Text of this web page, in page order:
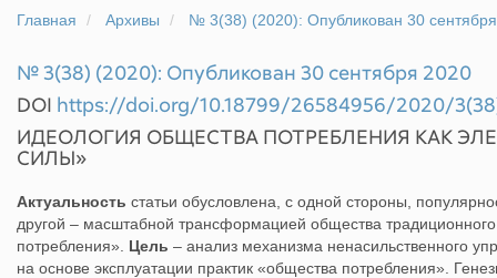
Главная Архивы № 3(38) (2020): Опубликован 30
№ 3(38) (2020): Опубликован 30 сентября 2020
DOI https://doi.org/10.18799/26584956/2020/
ИДЕОЛОГИЯ ОБЩЕСТВА ПОТРЕБЛЕНИЯ КАК
СИЛЫ»
Актуальность статьи обусловлена, с одной стороны,
другой – масштабной трансформацией общества
потребления». Цель – анализ механизма ненасильственного
на основе эксплуатации практик «общества потребления».